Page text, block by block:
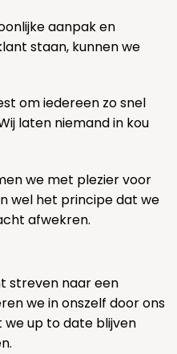
aanpak en
staan, kunnen we
om iedereen zo snel
laten niemand in kou
we met plezier voor
wel het principe dat we
afwekren.
streven naar een
we in onszelf door ons
we up to date blijven